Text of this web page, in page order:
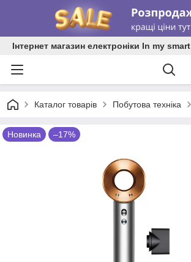
Інтернет магазин електроніки In my smart
Каталог товарів Побутова техніка
Новинка –17%